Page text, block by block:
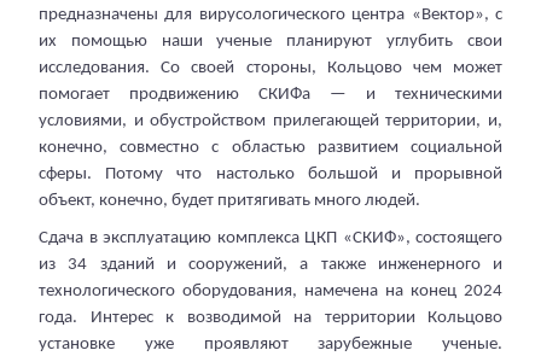
предназначены для вирусологического центра «Вектор», с
их помощью наши ученые планируют углубить свои
исследования. Со своей стороны, Кольцово чем может
помогает продвижению СКИФа — и техническими
условиями, и обустройством прилегающей территории, и,
конечно, совместно с областью развитием социальной
сферы. Потому что настолько большой и прорывной
объект, конечно, будет притягивать много людей.
Сдача в эксплуатацию комплекса ЦКП «СКИФ», состоящего
из 34 зданий и сооружений, а также инженерного и
технологического оборудования, намечена на конец 2024
года. Интерес к возводимой на территории Кольцово
установке уже проявляют зарубежные ученые.